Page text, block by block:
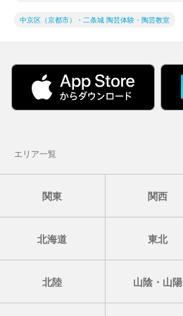
中京区（京都市）・二条城 陶芸体験・陶芸教室
エリア一覧
関東 関西
北海道 東北
北陸 山陰・山陽